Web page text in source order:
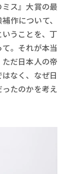
ス』大賞の最
作について、
うことを、丁
。それが本当
だ日本人の帝
なく、なぜ日
たのかを考え